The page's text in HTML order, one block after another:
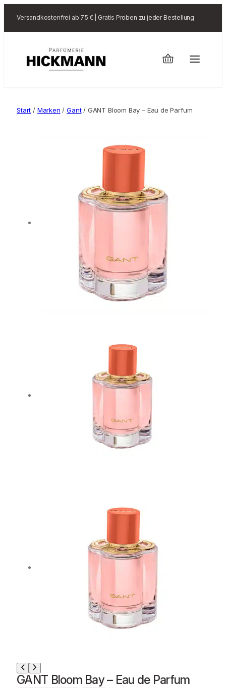
Versandkostenfrei ab 75 € | Gratis Proben zu jeder Bestellung
Start / Marken /Gant/ GANT Bloom Bay – Eau de Parfum
GANT Bloom Bay – Eau de Parfum